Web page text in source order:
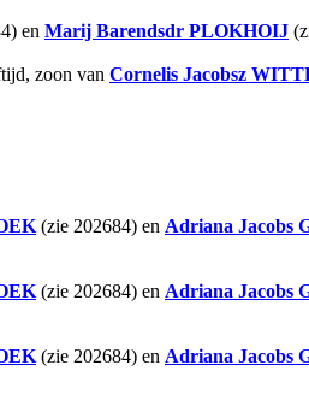
en Marij Barendsdr PLOKHOIJ
zoon van Cornelis Jacobsz
(zie 202684) en Adriana Jacobs
(zie 202684) en Adriana Jacobs
(zie 202684) en Adriana Jacobs